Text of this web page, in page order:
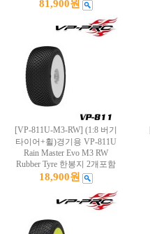
81,900원
[VP-811U-M3-RW] (1:8 버기
타이어+휠)경기용 VP-811U
Rain Master Evo M3 RW
Rubber Tyre 한봉지 2개포함
18,900원